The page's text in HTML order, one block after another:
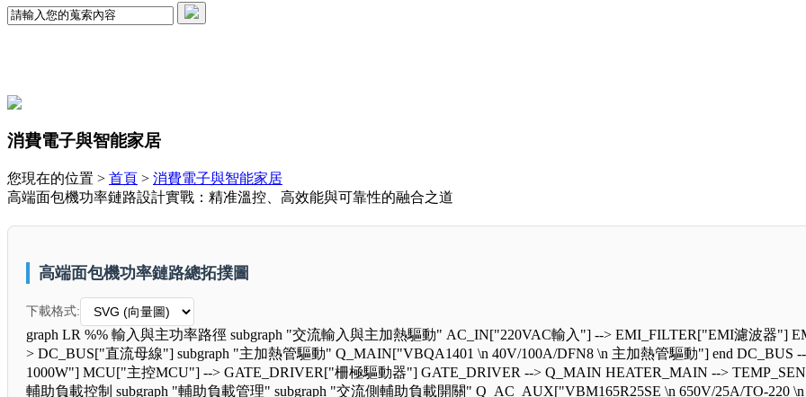
消費電子與智能家居
您現在的位置 > 首頁 > 消費電子與智能家居
高端面包機功率鏈路設計實戰：精准溫控、高效能與可靠性的融合之道
高端面包機功率鏈路總拓撲圖
下載格式:
graph LR %% 輸入與主功率路徑 subgraph "交流輸入與主加熱驅動" AC_IN["220VAC輸入"] --> EMI_FILTER["EMI濾波器"]
> DC_BUS["直流母線"] subgraph "主加熱管驅動" Q_MAIN["VBQA1401 \n 40V/100A/DFN8 \n 主加熱管驅動"] end
1000W"] MCU["主控MCU"] --> GATE_DRIVER["柵極驅動器"] GATE_DRIVER --> Q_MAIN HEATER_MAIN -->
輔助負載控制 subgraph "輔助負載管理" subgraph "交流側輔助負載開關" Q_AC_AUX["VBM165R25SE \n 650V/25A/TO-220